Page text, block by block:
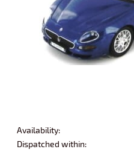
Availability:
Dispatched within: